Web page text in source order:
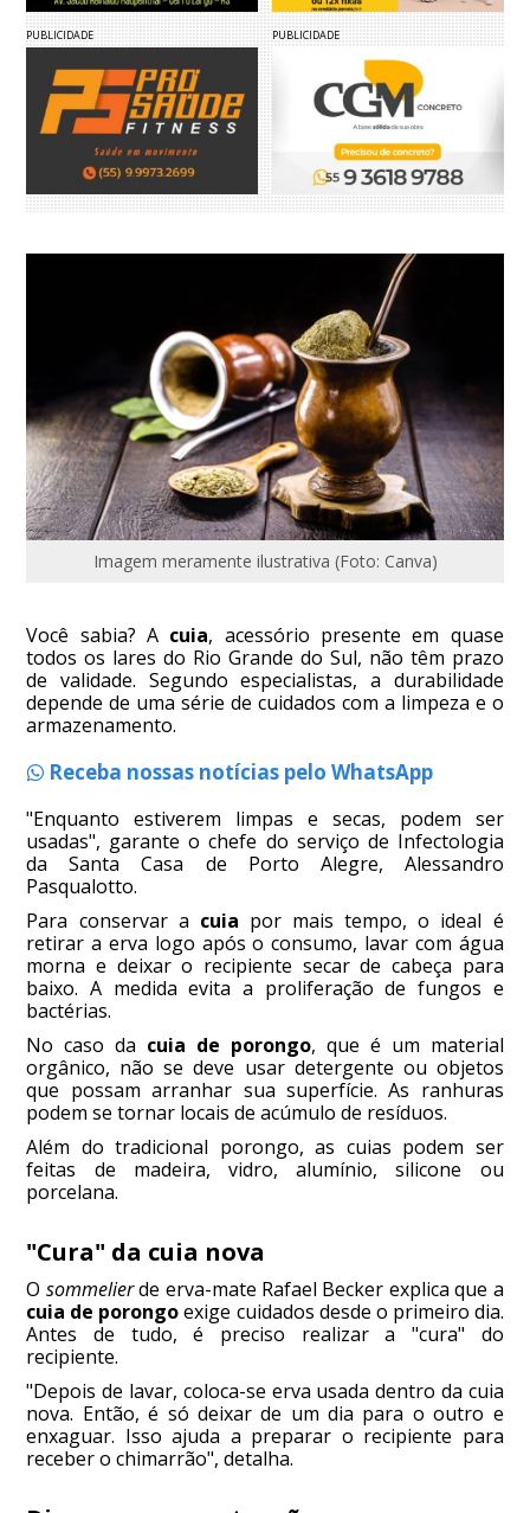
PUBLICIDADE PUBLICIDADE
Imagem meramente ilustrativa (Foto: Canva)
Você sabia? A cuia, acessório presente em quase
todos os lares do Rio Grande do Sul, não têm prazo
de validade. Segundo especialistas, a durabilidade
depende de uma série de cuidados com a limpeza e o
armazenamento.
Receba nossas notícias pelo WhatsApp
"Enquanto estiverem limpas e secas, podem ser
usadas", garante o chefe do serviço de Infectologia
da Santa Casa de Porto Alegre, Alessandro
Pasqualotto.
Para conservar a cuia por mais tempo, o ideal é
retirar a erva logo após o consumo, lavar com água
morna e deixar o recipiente secar de cabeça para
baixo. A medida evita a proliferação de fungos e
bactérias.
No caso da cuia de porongo, que é um material
orgânico, não se deve usar detergente ou objetos
que possam arranhar sua superfície. As ranhuras
podem se tornar locais de acúmulo de resíduos.
Além do tradicional porongo, as cuias podem ser
feitas de madeira, vidro, alumínio, silicone ou
porcelana.
"Cura" da cuia nova
O sommelierde erva-mate Rafael Becker explica que a
cuia de porongoexige cuidados desde o primeiro dia.
Antes de tudo, é preciso realizar a "cura" do
recipiente.
"Depois de lavar, coloca-se erva usada dentro da cuia
nova. Então, é só deixar de um dia para o outro e
enxaguar. Isso ajuda a preparar o recipiente para
receber o chimarrão", detalha.